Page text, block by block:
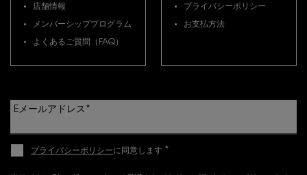
店舗情報
メンバーシッププログラム
よくあるご質問（FAQ）
プライバシーポリシー
お支払方法
Eメールアドレス *
プライバシーポリシーに同意します *